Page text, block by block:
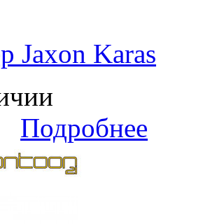
Jaxon Karas
Подробнее